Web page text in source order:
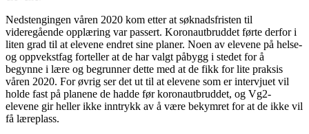
Nedstengingen våren 2020 kom etter at søknadsfristen til
videregående opplæring var passert. Koronautbruddet førte derfor i
liten grad til at elevene endret sine planer. Noen av elevene på helse-
og oppvekstfag forteller at de har valgt påbygg i stedet for å
begynne i lære og begrunner dette med at de fikk for lite praksis
våren 2020. For øvrig ser det ut til at elevene som er intervjuet vil
holde fast på planene de hadde før koronautbruddet, og Vg2-
elevene gir heller ikke inntrykk av å være bekymret for at de ikke vil
få læreplass.